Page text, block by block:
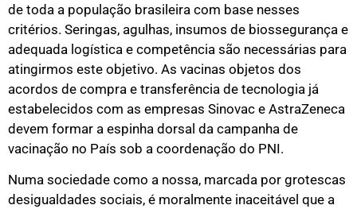
de toda a população brasileira com base nesses
critérios. Seringas, agulhas, insumos de biossegurança e
adequada logística e competência são necessárias para
atingirmos este objetivo. As vacinas objetos dos
acordos de compra e transferência de tecnologia já
estabelecidos com as empresas Sinovac e AstraZeneca
devem formar a espinha dorsal da campanha de
vacinação no País sob a coordenação do PNI.
Numa sociedade como a nossa, marcada por grotescas
desigualdades sociais, é moralmente inaceitável que a